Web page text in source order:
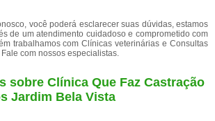
você poderá esclarecer suas dúvidas, estamos
de um atendimento cuidadoso e comprometido com
trabalhamos com Clínicas veterinárias e Consultas
com nossos especialistas.
sobre Clínica Que Faz Castração
Jardim Bela Vista